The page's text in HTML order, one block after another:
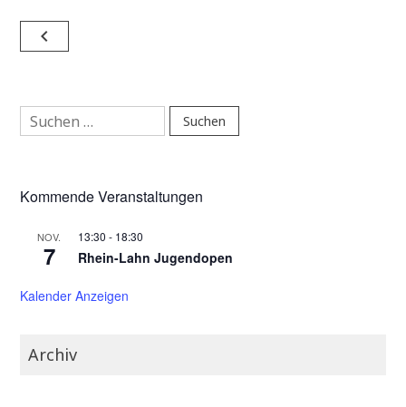
Beitragsnavigation
navigate_before
Suchen
nach:
Kommende Veranstaltungen
NOV.
7
13:30 - 18:30
Rhein-Lahn Jugendopen
Kalender Anzeigen
Archiv